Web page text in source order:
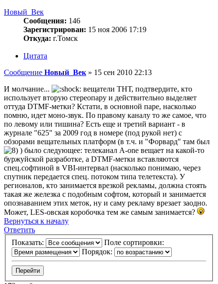
Новый_Век
Сообщения: 146
Зарегистрирован: 15 ноя 2006 17:19
Откуда: г.Томск
Цитата
Сообщение Новый_Век» 15 сен 2010 22:13
И молчание...
вещатели ТНТ, подтвердите, кто
использует вторую стереопару и действительно выделяет
оттуда DTMF-метки? Кстати, в основной паре, насколько
помню, идет моно-звук. По правому каналу то же самое, что
по левому или тишина? Есть еще и третий вариант - в
журнале "625" за 2009 год в номере (под рукой нет) с
обзорами вещательных платформ (в т.ч. и "Форвард" там был
) было следующее: телеканал A-one вещает на какой-то
буржуйской разработке, а DTMF-метки вставляются
спец.софтиной в VBI-интервал (насколько понимаю, через
спутник передается спец. потоком типа телетекста). У
регионалов, кто занимается врезкой рекламы, должна стоять
такая же железка с подобным софтом, который и занимается
опознаванием этих меток, ну и саму рекламу врезает заодно.
Может, LES-овская коробочка тем же самым занимается?
Вернуться к началу
Ответить
Показать:
Поле сортировки:
Порядок: